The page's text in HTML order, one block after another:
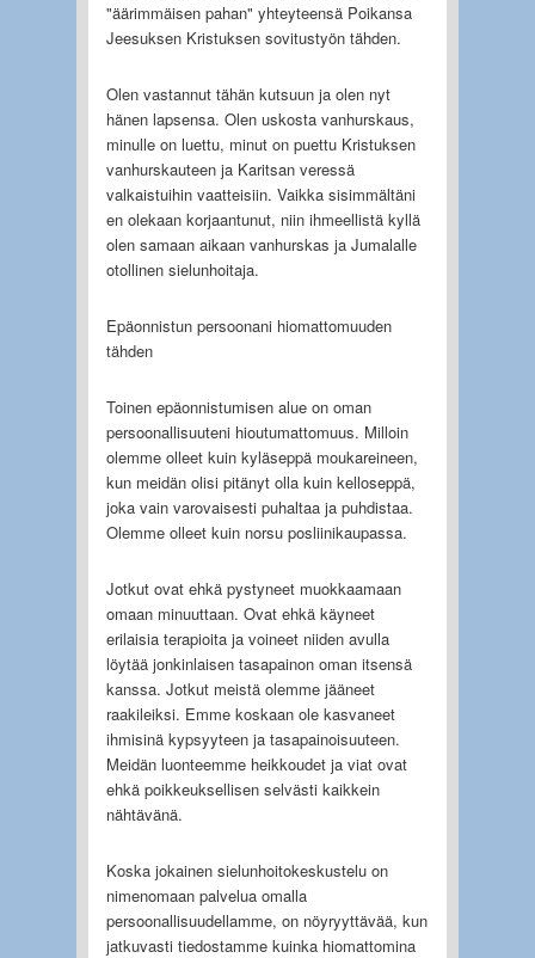
"äärimmäisen pahan" yhteyteensä Poikansa
Jeesuksen Kristuksen sovitustyön tähden.
Olen vastannut tähän kutsuun ja olen nyt
hänen lapsensa. Olen uskosta vanhurskaus,
minulle on luettu, minut on puettu Kristuksen
vanhurskauteen ja Karitsan veressä
valkaistuihin vaatteisiin. Vaikka sisimmältäni
en olekaan korjaantunut, niin ihmeellistä kyllä
olen samaan aikaan vanhurskas ja Jumalalle
otollinen sielunhoitaja.
Epäonnistun persoonani hiomattomuuden
tähden
Toinen epäonnistumisen alue on oman
persoonallisuuteni hioutumattomuus. Milloin
olemme olleet kuin kyläseppä moukareineen,
kun meidän olisi pitänyt olla kuin kelloseppä,
joka vain varovaisesti puhaltaa ja puhdistaa.
Olemme olleet kuin norsu posliinikaupassa.
Jotkut ovat ehkä pystyneet muokkaamaan
omaan minuuttaan. Ovat ehkä käyneet
erilaisia terapioita ja voineet niiden avulla
löytää jonkinlaisen tasapainon oman itsensä
kanssa. Jotkut meistä olemme jääneet
raakileiksi. Emme koskaan ole kasvaneet
ihmisinä kypsyyteen ja tasapainoisuuteen.
Meidän luonteemme heikkoudet ja viat ovat
ehkä poikkeuksellisen selvästi kaikkein
nähtävänä.
Koska jokainen sielunhoitokeskustelu on
nimenomaan palvelua omalla
persoonallisuudellamme, on nöyryyttävää, kun
jatkuvasti tiedostamme kuinka hiomattomina